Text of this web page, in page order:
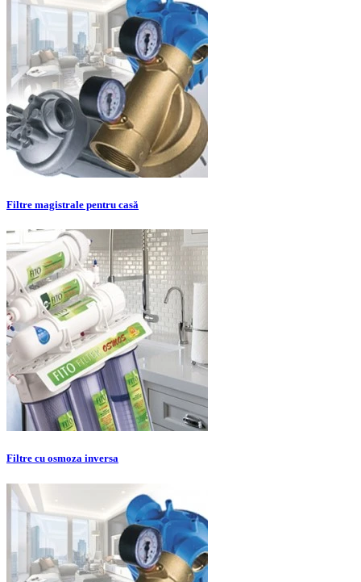
Filtre magistrale pentru casă
Filtre cu osmoza inversa